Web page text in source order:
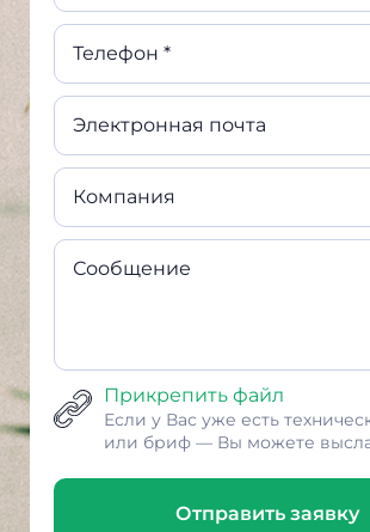
Телефон *
Электронная почта
Компания
Сообщение
Прикрепить файл
Если у Вас уже есть
или бриф — Вы можете
Отправить заявку